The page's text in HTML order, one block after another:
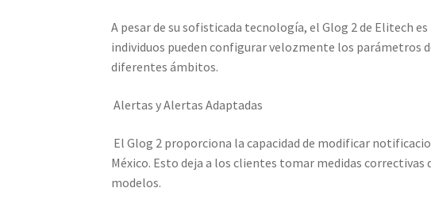
A pesar de su sofisticada tecnología, el Glog 2 de Elitech
individuos pueden configurar velozmente los parámetros
diferentes ámbitos.
Alertas y Alertas Adaptadas
El Glog 2 proporciona la capacidad de modificar
México. Esto deja a los clientes tomar medidas
modelos.